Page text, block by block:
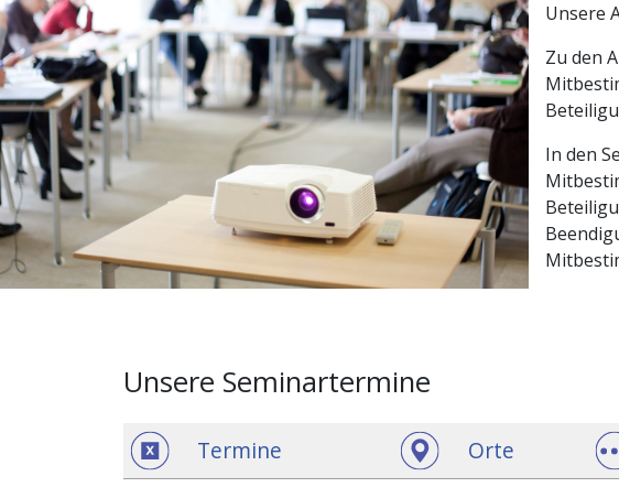
Unsere
Zu den
In den
Unsere Seminartermine
Termine Orte